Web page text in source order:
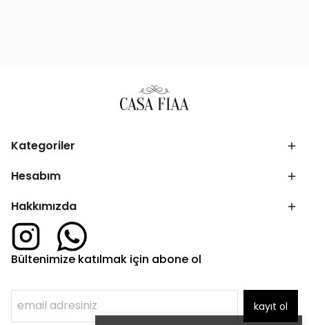
Kategoriler
Hesabım
Hakkımızda
Bültenimize katılmak için abone ol
kayıt ol